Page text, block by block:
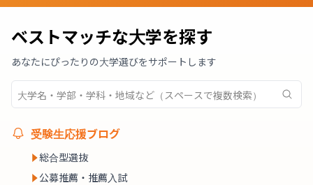
ベストマッチな大学を探す
あなたにぴったりの大学選びをサポートします
受験生応援ブログ
総合型選抜
公募推薦・推薦入試